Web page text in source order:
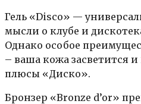
Гель «Disco» —
мысли о клубе и
Однако особое
– ваша кожа засветится
плюсы «Диско».
Бронзер «Bronze d’or»